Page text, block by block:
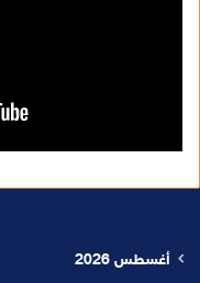
أغسطس 2026